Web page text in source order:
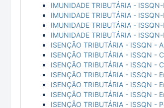
IMUNIDADE TRIBUTÁRIA -
IMUNIDADE TRIBUTÁRIA -
IMUNIDADE TRIBUTÁRIA -
IMUNIDADE TRIBUTÁRIA -
ISENÇÃO TRIBUTÁRIA - ISSQN -
ISENÇÃO TRIBUTÁRIA - ISSQN -
ISENÇÃO TRIBUTÁRIA - ISSQN
ISENÇÃO TRIBUTÁRIA - ISSQN -
ISENÇÃO TRIBUTÁRIA - ISSQN -
ISENÇÃO TRIBUTÁRIA - ISSQN -
ISENÇÃO TRIBUTÁRIA - ISSQN -